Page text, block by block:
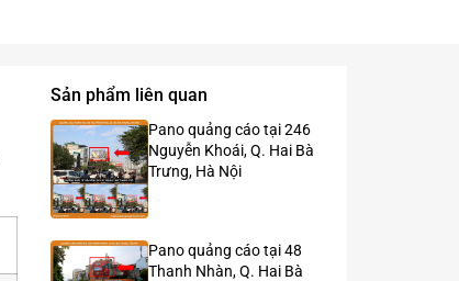
Sản phẩm liên quan
Pano quảng cáo tại 246
Nguyễn Khoái, Q. Hai Bà
Trưng, Hà Nội
Pano quảng cáo tại 48
Thanh Nhàn, Q. Hai Bà